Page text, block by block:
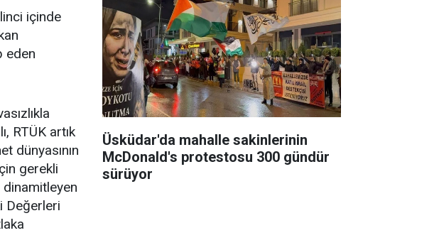
içinde
eden
RTÜK artık
dünyasının
gerekli
dinamitleyen
Değerleri
Üsküdar'da mahalle sakinlerinin
McDonald's protestosu 300 gündür
sürüyor